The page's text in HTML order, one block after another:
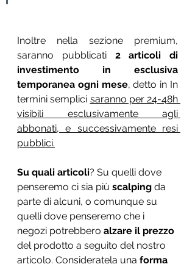
Inoltre nella sezione premium,
saranno pubblicati 2 articoli di
investimento in esclusiva
temporanea ogni mese, detto in In
termini semplici saranno per 24-48h
visibili esclusivamente agli
abbonati, e successivamente resi
pubblici.
Su quali articoli? Su quelli dove
penseremo ci sia più scalping da
parte di alcuni, o comunque su
quelli dove penseremo che i
negozi potrebbero alzare il prezzo
del prodotto a seguito del nostro
articolo. Consideratela una forma